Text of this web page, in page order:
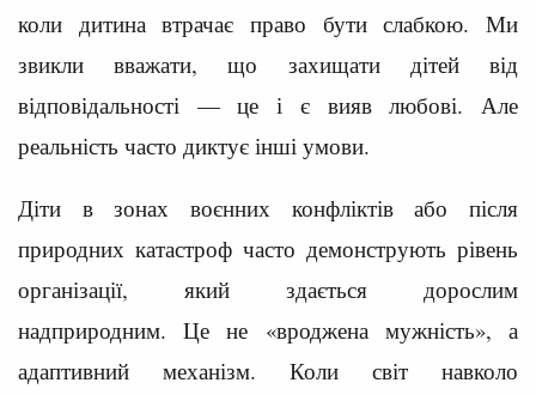
коли дитина втрачає право бути слабкою. Ми
звикли вважати, що захищати дітей від
відповідальності — це і є вияв любові. Але
реальність часто диктує інші умови.
Діти в зонах воєнних конфліктів або після
природних катастроф часто демонструють рівень
організації, який здається дорослим
надприродним. Це не «вроджена мужність», а
адаптивний механізм. Коли світ навколо